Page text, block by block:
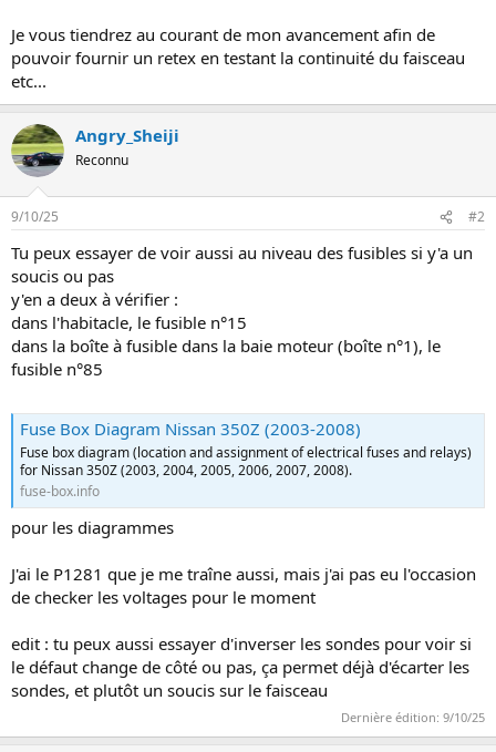
Je vous tiendrez au courant de mon avancement afin de
pouvoir fournir un retex en testant la continuité du faisceau
etc...
Angry_Sheiji
Reconnu
9/10/25 #2
Tu peux essayer de voir aussi au niveau des fusibles si y'a un
soucis ou pas
y'en a deux à vérifier :
dans l'habitacle, le fusible n°15
dans la boîte à fusible dans la baie moteur (boîte n°1), le
fusible n°85
Fuse Box Diagram Nissan 350Z (2003-2008)
Fuse box diagram (location and assignment of electrical fuses and relays)
for Nissan 350Z (2003, 2004, 2005, 2006, 2007, 2008).
fuse-box.info
pour les diagrammes
J'ai le P1281 que je me traîne aussi, mais j'ai pas eu l'occasion
de checker les voltages pour le moment
edit : tu peux aussi essayer d'inverser les sondes pour voir si
le défaut change de côté ou pas, ça permet déjà d'écarter les
sondes, et plutôt un soucis sur le faisceau
Dernière édition: 9/10/25